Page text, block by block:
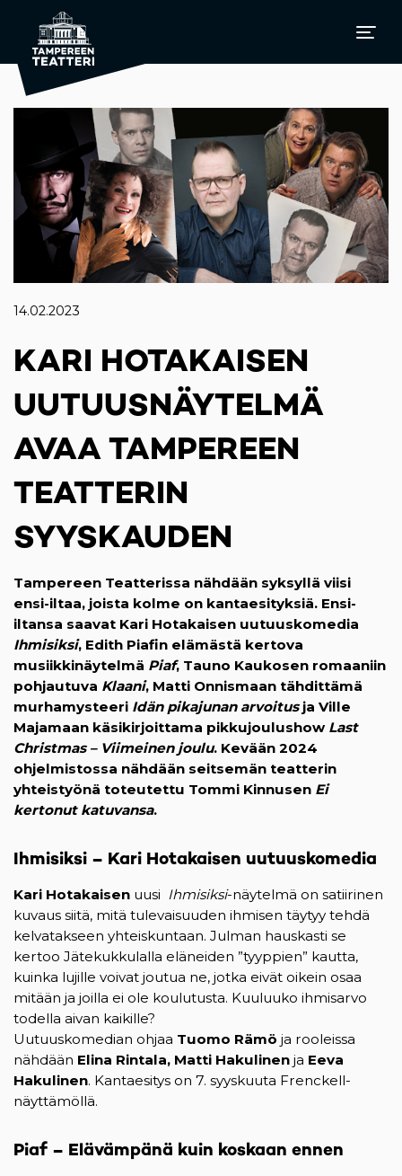
14.02.2023
KARI HOTAKAISEN
UUTUUSNÄYTELMÄ
AVAA TAMPEREEN
TEATTERIN
SYYSKAUDEN
Tampereen Teatterissa nähdään syksyllä viisi
ensi-iltaa, joista kolme on kantaesityksiä. Ensi-
iltansa saavat Kari Hotakaisen uutuuskomedia
Ihmisiksi, Edith Piafin elämästä kertova
musiikkinäytelmä Piaf, Tauno Kaukosen romaaniin
pohjautuva Klaani, Matti Onnismaan tähdittämä
murhamysteeri Idän pikajunan arvoitusja Ville
Majamaan käsikirjoittama pikkujoulushow Last
Christmas – Viimeinen joulu. Kevään 2024
ohjelmistossa nähdään seitsemän teatterin
yhteistyönä toteutettu Tommi Kinnusen Ei
kertonut katuvansa.
Ihmisiksi – Kari Hotakaisen uutuuskomedia
Kari Hotakaisen uusi Ihmisiksi-näytelmä on satiirinen
kuvaus siitä, mitä tulevaisuuden ihmisen täytyy tehdä
kelvatakseen yhteiskuntaan. Julman hauskasti se
kertoo Jätekukkulalla eläneiden ”tyyppien” kautta,
kuinka lujille voivat joutua ne, jotka eivät oikein osaa
mitään ja joilla ei ole koulutusta. Kuuluuko ihmisarvo
todella aivan kaikille?
Uutuuskomedian ohjaa Tuomo Rämö ja rooleissa
nähdään Elina Rintala, Matti Hakulinen ja Eeva
Hakulinen. Kantaesitys on 7. syyskuuta Frenckell-
näyttämöllä.
Piaf – Elävämpänä kuin koskaan ennen